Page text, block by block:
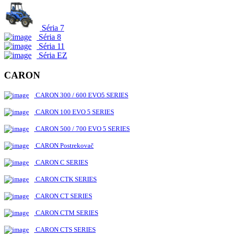
Séria 7
Séria 8
Séria 11
Séria EZ
CARON
CARON 300 / 600 EVO5 SERIES
CARON 100 EVO 5 SERIES
CARON 500 / 700 EVO 5 SERIES
CARON Postrekovač
CARON C SERIES
CARON CTK SERIES
CARON CT SERIES
CARON CTM SERIES
CARON CTS SERIES